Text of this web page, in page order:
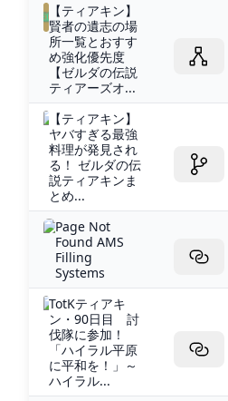
【ティアキン】
賢者の遺志の場
所一覧とおすす
め強化優先度
【ゼルダの伝説
ティアーズオ...
【ティアキン】
ヤバすぎる最強
料理が発見され
る！ ゼルダの伝
説ティアキンま
とめ...
Page Not
Found AMS
Filling
Systems
TotKティアキ
ン・90日目 討
伐隊に参加！
「ハイラル平原
に平和を！」～
ハイラル...